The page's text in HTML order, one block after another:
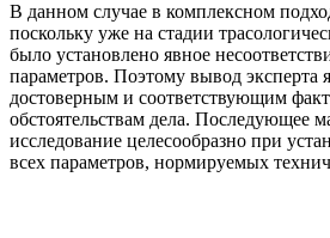
В данном случае в комплексном
поскольку уже на стадии
было установлено явное
параметров. Поэтому вывод эксперта
достоверным и соответствующим
обстоятельствам дела. Последующее
исследование целесообразно при
всех параметров, нормируемых